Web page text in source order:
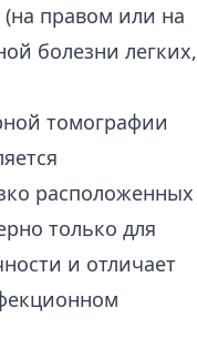
правом или на
болезни легких,
томографии
расположенных
только для
и отличает